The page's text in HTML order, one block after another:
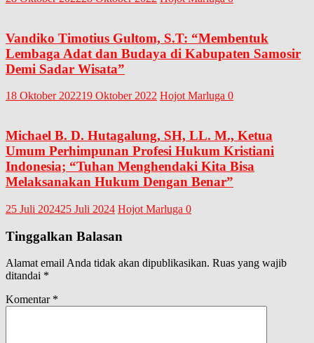
Vandiko Timotius Gultom, S.T: “Membentuk
Lembaga Adat dan Budaya di Kabupaten Samosir
Demi Sadar Wisata”
18 Oktober 202219 Oktober 2022 Hojot Marluga 0
Michael B. D. Hutagalung, SH, LL. M., Ketua
Umum Perhimpunan Profesi Hukum Kristiani
Indonesia; “Tuhan Menghendaki Kita Bisa
Melaksanakan Hukum Dengan Benar”
25 Juli 202425 Juli 2024 Hojot Marluga 0
Tinggalkan Balasan
Alamat email Anda tidak akan dipublikasikan. Ruas yang wajib
ditandai *
Komentar *